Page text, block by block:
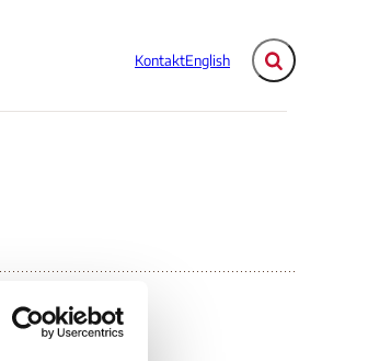
KontaktEnglish Fold søgefelt ud
- Flere links